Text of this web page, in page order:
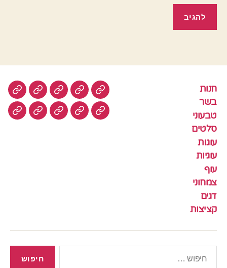
חנות
בשר
טבעוני
סלטים
עוגות
עוגיות
עוף
צמחוני
דגים
קציצות
חנות בשר טבעוניסלטים
עוגיותעוף צמחונידגים